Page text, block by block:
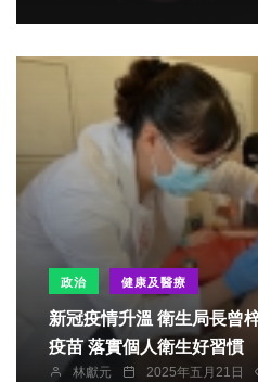
政治 健康及醫療
新冠疫情升溫 衛生局長曾梓展籲儘速接種新冠JN.1
疫苗 落實個人衛生好習慣
林獻元 2025年五月21日